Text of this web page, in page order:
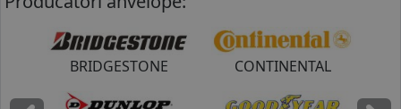
BRIDGESTONE CONTINENTAL